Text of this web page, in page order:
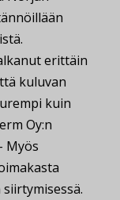
erittäin
kuluvan
kuin
Oy:n
Myös